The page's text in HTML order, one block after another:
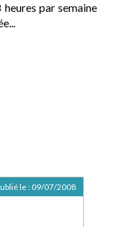
par semaine
le : 09/07/2008